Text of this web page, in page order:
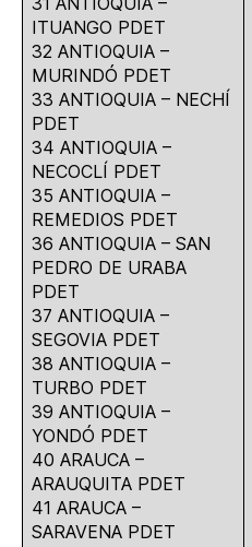
ITUANGO PDET
32 ANTIOQUIA –
MURINDÓ PDET
33 ANTIOQUIA – NECHÍ
PDET
34 ANTIOQUIA –
NECOCLÍ PDET
35 ANTIOQUIA –
REMEDIOS PDET
36 ANTIOQUIA – SAN
PEDRO DE URABA
PDET
37 ANTIOQUIA –
SEGOVIA PDET
38 ANTIOQUIA –
TURBO PDET
39 ANTIOQUIA –
YONDÓ PDET
40 ARAUCA –
ARAUQUITA PDET
41 ARAUCA –
SARAVENA PDET